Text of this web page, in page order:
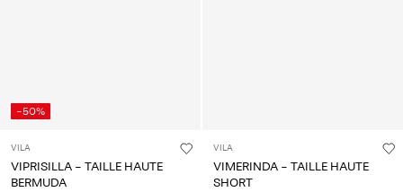
-50%
VILA
VIPRISILLA - TAILLE HAUTE
BERMUDA
VILA
VIMERINDA - TAILLE HAUTE
SHORT